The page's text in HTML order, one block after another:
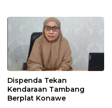
Dispenda Tekan
Kendaraan Tambang
Berplat Konawe